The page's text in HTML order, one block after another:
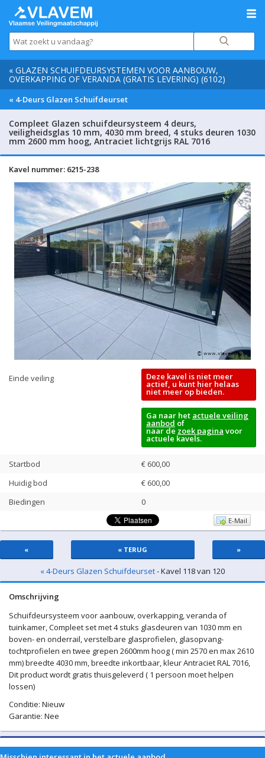
« GLAZEN SCHUIFDEURSYSTEMEN VOOR AANBOUW,
OVERKAPPING OF VERANDA (GRATIS LEVERING) (6102)
« 4-Deurs Glazen Schuifdeurset
Compleet Glazen schuifdeursysteem 4 deurs,
veiligheidsglas 10 mm, 4030 mm breed, 4 stuks deuren 1030
mm 2600 mm hoog, Antraciet lichtgrijs RAL 7016
Kavel nummer: 6215-238
Einde veiling Deze kavel is niet meer
actief, u kunt hier helaas
niet meer op bieden.
Ga naar het actuele veiling
aanbod of
naar de zoek pagina voor
actuele kavels.
Startbod
€ 600,00
Huidig bod
€ 600,00
Biedingen
0
E-Mail
« « TERUG »
« 4-Deurs Glazen Schuifdeurset- Kavel 118 van 120
Omschrijving
Schuifdeursysteem voor aanbouw, overkapping, veranda of
tuinkamer, Compleet set met 4 stuks glasdeuren van 1030 mm en
boven- en onderrail, verstelbare glasprofielen, glasopvang-
tochtprofielen en twee grepen 2600mm hoog ( min 2570 en max 2610
mm) breedte 4030 mm, breedte inkortbaar, kleur Antraciet RAL 7016,
Dit product wordt gratis thuisgeleverd ( 1 persoon moet helpen
lossen)
Conditie: Nieuw
Garantie: Nee